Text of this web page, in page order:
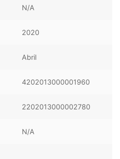
N/A
2020
Abril
4202013000001960
2202013000002780
N/A